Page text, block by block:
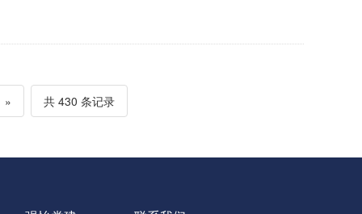
» 共 430 条记录